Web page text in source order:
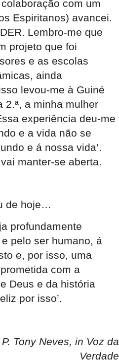
com um
Espiritanos) avancei.
Lembro-me que
projeto que foi
e as escolas
ainda
levou-me à Guiné
2.ª, a minha mulher
experiência deu-me
e a vida não se
e á nossa vida’.
manter-se aberta.
de hoje…
profundamente
pelo ser humano, á
e, por isso, uma
com a
Deus e da história
por isso’.
Tony Neves, in Voz da
Verdade